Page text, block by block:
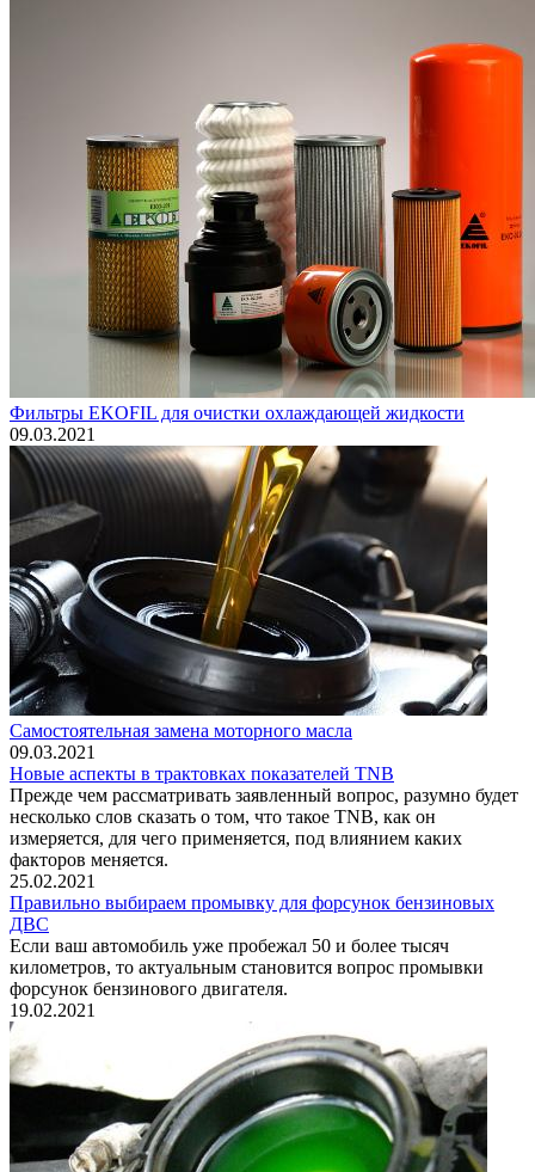
Фильтры EKOFIL для очистки охлаждающей жидкости
09.03.2021
Самостоятельная замена моторного масла
09.03.2021
Новые аспекты в трактовках показателей TNB
Прежде чем рассматривать заявленный вопрос, разумно будет
несколько слов сказать о том, что такое TNB, как он
измеряется, для чего применяется, под влиянием каких
факторов меняется.
25.02.2021
Правильно выбираем промывку для форсунок бензиновых
ДВС
Если ваш автомобиль уже пробежал 50 и более тысяч
километров, то актуальным становится вопрос промывки
форсунок бензинового двигателя.
19.02.2021